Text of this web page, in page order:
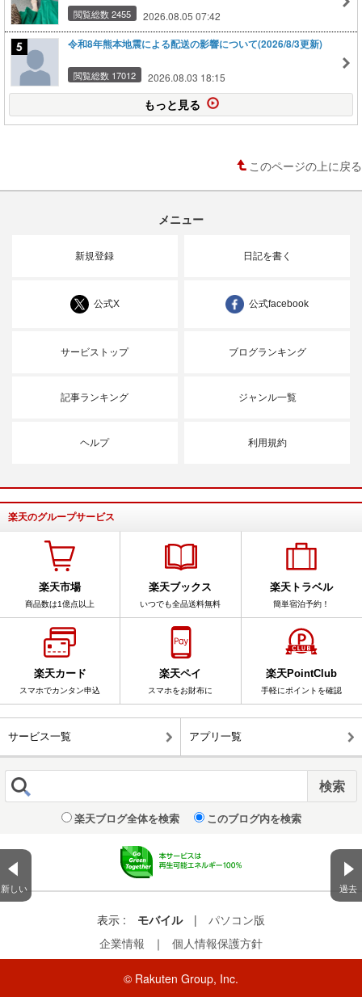
新しい 過去
閲覧総数 2455 2026.08.05 07:42
令和8年熊本地震による配送の影響について(2026/8/3更新)
閲覧総数 17012 2026.08.03 18:15
もっと見る
このページの上に戻る
メニュー
新規登録 日記を書く
公式X 公式facebook
サービストップ ブログランキング
記事ランキング ジャンル一覧
ヘルプ 利用規約
楽天のグループサービス
楽天市場
商品数は1億点以上
楽天ブックス
いつでも全品送料無料
楽天トラベル
簡単宿泊予約！
楽天カード
スマホでカンタン申込
楽天ペイ
スマホをお財布に
楽天PointClub
手軽にポイントを確認
サービス一覧 アプリ一覧
楽天ブログ全体を検索 このブログ内を検索
表示 : モバイル |
パソコン版
企業情報
｜ 個人情報保護方針
© Rakuten Group, Inc.